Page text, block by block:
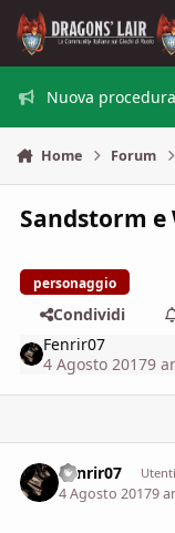
Vai al contenuto
Nuova
Home Forum
Sandstorm e
personaggio
Condividi
Fenrir07
4 Agosto 20179
Fenrir07 Utenti
4 Agosto 20179